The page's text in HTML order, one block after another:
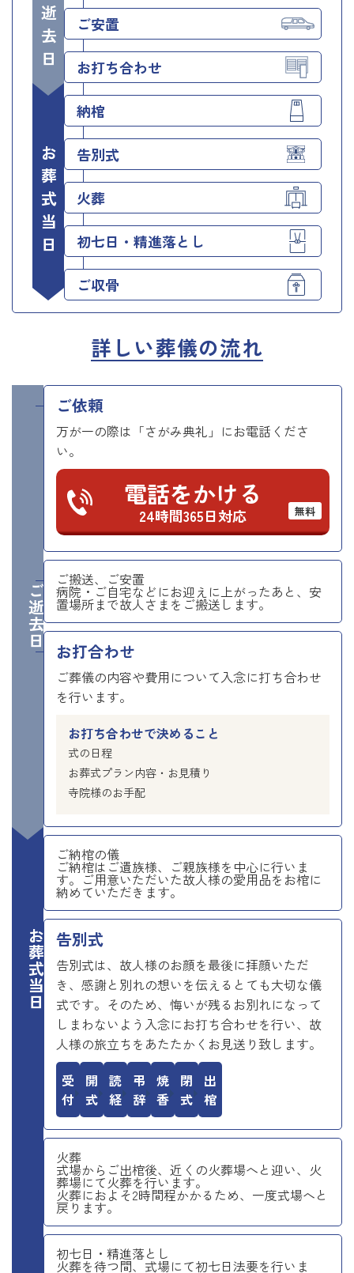
ご逝去日 ご安置
お打ち合わせ
お葬式当日
納棺
告別式
火葬
初七日・精進落とし
ご収骨
詳しい葬儀の流れ
ご逝去日
ご依頼
万が一の際は「さがみ典礼」にお電話くださ
い。
電話をかける
24時間365日対応 無料
ご搬送、ご安置
病院・ご自宅などにお迎えに上がったあと、安
置場所まで故人さまをご搬送します。
お打合わせ
ご葬儀の内容や費用について入念に打ち合わせ
を行います。
お打ち合わせで決めること
式の日程
お葬式プラン内容・お見積り
寺院様のお手配
お葬式当日
ご納棺の儀
ご納棺はご遺族様、ご親族様を中心に行いま
す。ご用意いただいた故人様の愛用品をお棺に
納めていただきます。
告別式
告別式は、故人様のお顔を最後に拝顔いただ
き、感謝と別れの想いを伝えるとても大切な儀
式です。そのため、悔いが残るお別れになって
しまわないよう入念にお打ち合わせを行い、故
人様の旅立ちをあたたかくお見送り致します。
受付 開式 読経 弔辞 焼香 閉式 出棺
火葬
式場からご出棺後、近くの火葬場へと迎い、火
葬場にて火葬を行います。
火葬におよそ2時間程かかるため、一度式場へと
戻ります。
初七日・精進落とし
火葬を待つ間、式場にて初七日法要を行いま